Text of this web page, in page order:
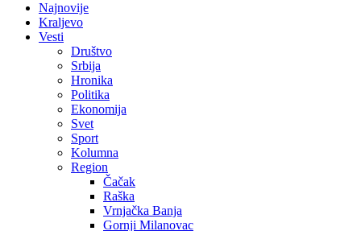
Najnovije
Kraljevo
Vesti
Društvo
Srbija
Hronika
Politika
Ekonomija
Svet
Sport
Kolumna
Region
Čačak
Raška
Vrnjačka Banja
Gornji Milanovac